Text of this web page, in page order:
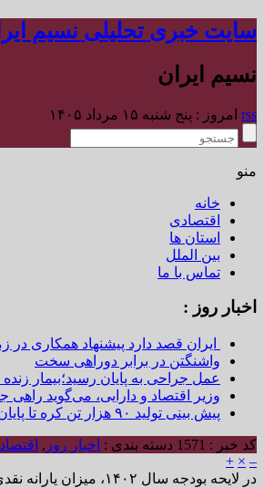
سایت خبری تحلیلی نسیم
نسیم ایران
rss امروز : پنج شنبه ۱۵ مرداد ۱۴۰۵
منو
خانه
اقتصادی
استان ها
بین الملل
تماس با ما
اخبار روز :
ایران قصد دارد پیشنهاد همکاری در
واشنگتن در برابر دوراهی سخت
عمل جراحی به پایان رسید؛بیمار
وزیر اقتصاد و دارایی، می‌گوید
پیش بینی تولید ۹۰ هزار تن کره تا پایان سال
کد خبر : 1571 دسته بندی : اخبار روز ,
–
×
+
در لایحه بودجه سال ۱۴۰۲، میزان یارانه نقدی برای سال آینده تغییری نخواهد کرد و یارانه‌های ۳۰۰ هزار تومانی و ۴۰۰ هزار تومانی ادامه دارد.